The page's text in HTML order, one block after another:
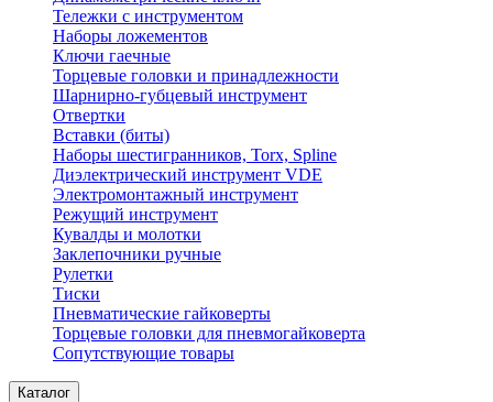
Тележки с инструментом
Наборы ложементов
Ключи гаечные
Торцевые головки и принадлежности
Шарнирно-губцевый инструмент
Отвертки
Вставки (биты)
Наборы шестигранников, Torx, Spline
Диэлектрический инструмент VDE
Электромонтажный инструмент
Режущий инструмент
Кувалды и молотки
Заклепочники ручные
Рулетки
Тиски
Пневматические гайковерты
Торцевые головки для пневмогайковерта
Сопутствующие товары
Каталог